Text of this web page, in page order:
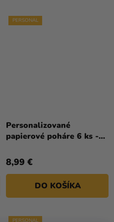
PERSONAL
Personalizované
papierové poháre 6 ks -
8,99 €
DO KOŠÍKA
PERSONAL